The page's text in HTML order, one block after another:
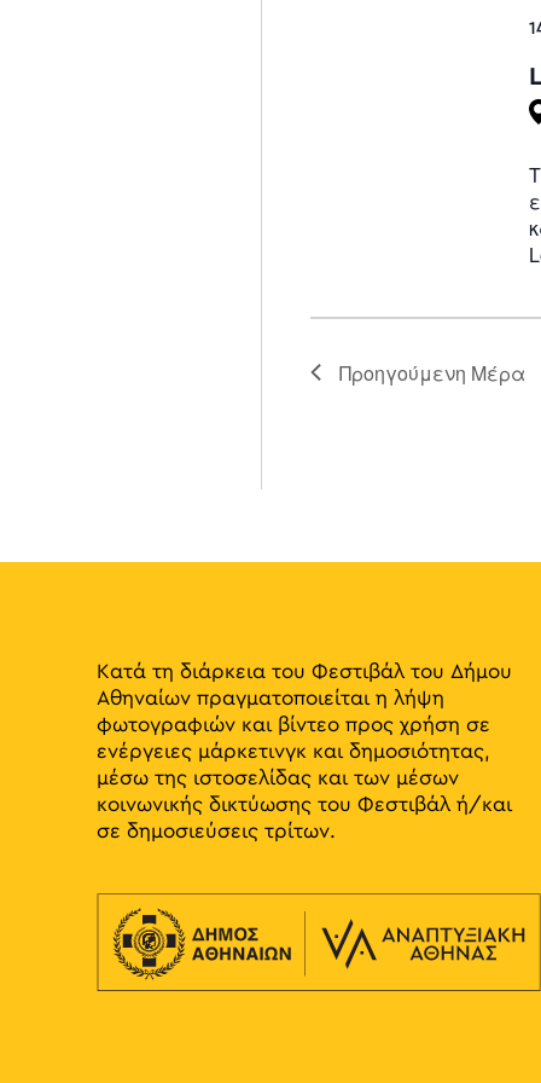
Προηγούμενη Μέρα
Κατά τη διάρκεια του Φεστιβάλ του Δήμου
Αθηναίων πραγματοποιείται η λήψη
φωτογραφιών και βίντεο προς χρήση σε
ενέργειες μάρκετινγκ και δημοσιότητας,
μέσω της ιστοσελίδας και των μέσων
κοινωνικής δικτύωσης του Φεστιβάλ ή/και
σε δημοσιεύσεις τρίτων.